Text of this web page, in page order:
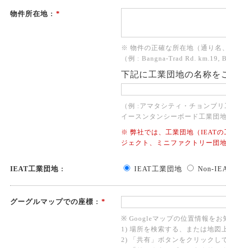
物件所在地 : *
※ 物件の正確な所在地（通り名
（例 : Bangna-Trad Rd. km.19,
下記に工業団地の名称を
（例 :アマタシティ・チョンブ
イースンタンシーボード工業団
※ 弊社では、工業団地（IEATの
ジェクト、ミニファクトリー団
IEAT工業団地 : IEAT工業団地 Non-
グーグルマップでの座標 : *
※ Googleマップの位置情報をお
1) 場所を検索する、または地図
2) 「共有」ボタンをクリックし